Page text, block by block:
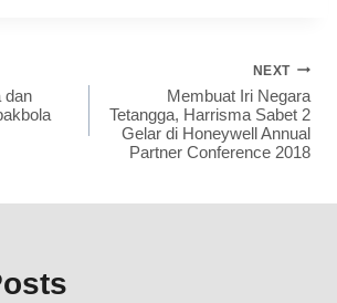
dan
NEXT
Membuat Iri Negara
Tetangga, Harrisma Sabet 2
Gelar di Honeywell Annual
Partner Conference 2018